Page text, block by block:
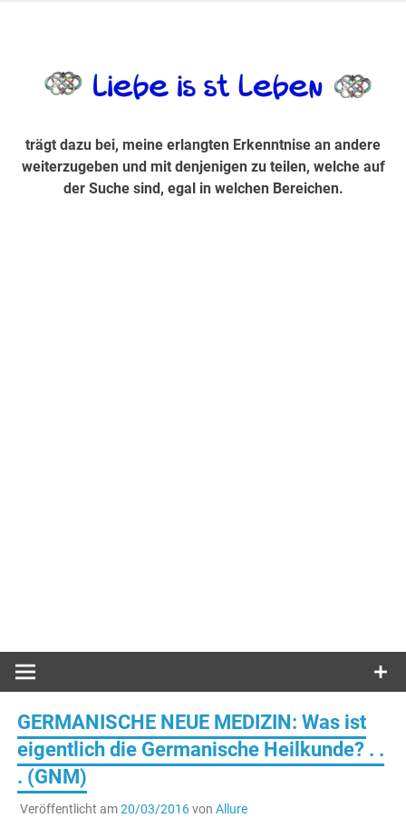
Suche sind, egal in welchen Bereichen.
trägt dazu bei, meine erlangten Erkenntnise an andere
weiterzugeben und mit denjenigen zu teilen, welche auf
der Suche sind, egal in welchen Bereichen.
GERMANISCHE NEUE MEDIZIN: Was ist
eigentlich die Germanische Heilkunde? . .
. (GNM)
Veröffentlicht am20/03/2016von Allure